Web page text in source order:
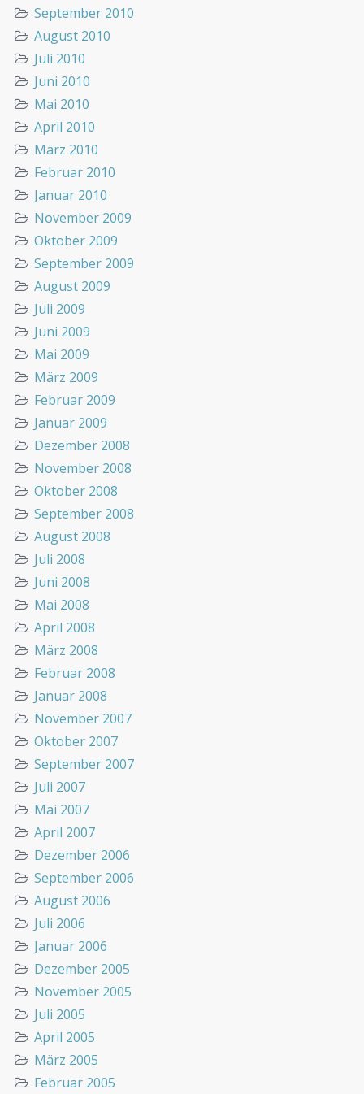
September 2010
August 2010
Juli 2010
Juni 2010
Mai 2010
April 2010
März 2010
Februar 2010
Januar 2010
November 2009
Oktober 2009
September 2009
August 2009
Juli 2009
Juni 2009
Mai 2009
März 2009
Februar 2009
Januar 2009
Dezember 2008
November 2008
Oktober 2008
September 2008
August 2008
Juli 2008
Juni 2008
Mai 2008
April 2008
März 2008
Februar 2008
Januar 2008
November 2007
Oktober 2007
September 2007
Juli 2007
Mai 2007
April 2007
Dezember 2006
September 2006
August 2006
Juli 2006
Januar 2006
Dezember 2005
November 2005
Juli 2005
April 2005
März 2005
Februar 2005